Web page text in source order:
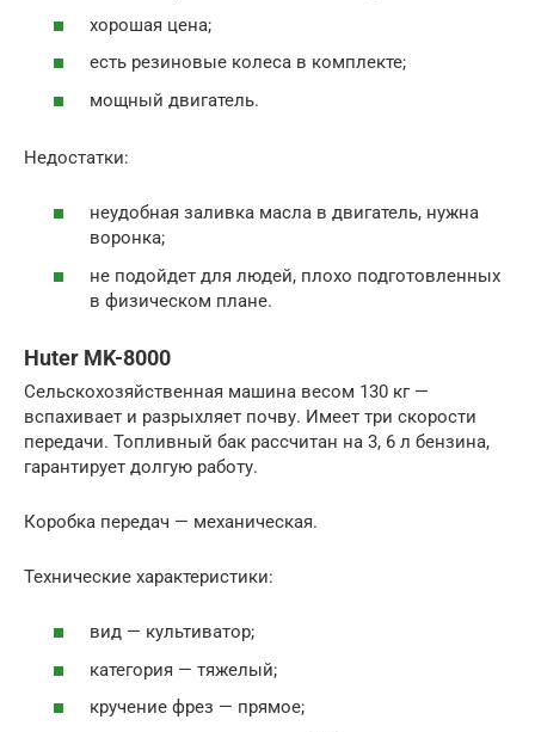
хорошая цена;
есть резиновые колеса в комплекте;
мощный двигатель.
Недостатки:
неудобная заливка масла в двигатель, нужна
воронка;
не подойдет для людей, плохо подготовленных
в физическом плане.
Huter MK-8000
Сельскохозяйственная машина весом 130 кг —
вспахивает и разрыхляет почву. Имеет три скорости
передачи. Топливный бак рассчитан на 3, 6 л бензина,
гарантирует долгую работу.
Коробка передач — механическая.
Технические характеристики:
вид — культиватор;
категория — тяжелый;
кручение фрез — прямое;